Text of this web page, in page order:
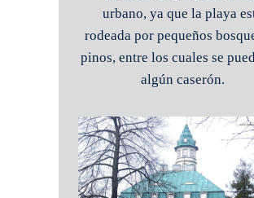
urbano, ya que la playa
rodeada por pequeños
pinos, entre los cuales se
algún caserón.